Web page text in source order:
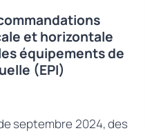
et horizontale
équipements de
(EPI)
septembre 2024, des